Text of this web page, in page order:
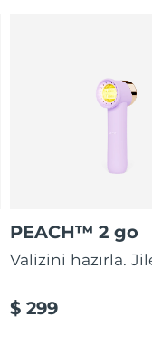
PEACH™ 2 go
Valizini hazırla.
$ 299